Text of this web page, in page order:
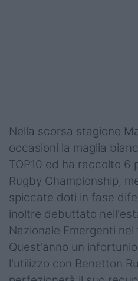
Nella scorsa stagione
occasioni la maglia
TOP10 ed ha raccolto 6
Rugby Championship,
spiccate doti in fase
inoltre debuttato
Nazionale Emergenti
Quest'anno un
l'utilizzo con Benetton